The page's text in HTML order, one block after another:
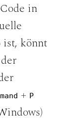
in
ist, könnt
+ P